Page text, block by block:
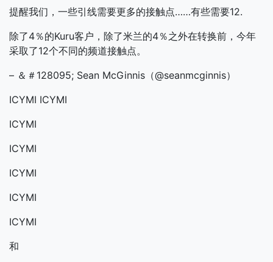
提醒我们，一些引线需要更多的接触点……有些需要12.
除了4％的Kuru客户，除了米兰的4％之外在转换前，今年
采取了12个不同的频道接触点。
– ＆＃128095; Sean McGinnis（@seanmcginnis）
ICYMI ICYMI
ICYMI
ICYMI
ICYMI
ICYMI
ICYMI
和